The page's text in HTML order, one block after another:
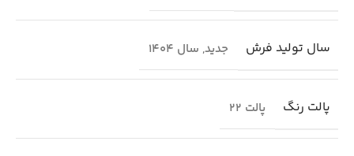
سال تولید فرش جدید, سال 1404
پالت رنگ پالت 22